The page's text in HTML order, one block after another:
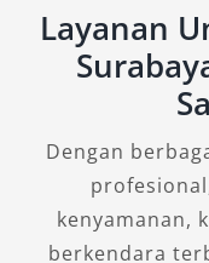
Bandingkan
murah untuk
Perhatikan
batas kilometer,
tidak ada biaya
4. Periksa
Layanan
Dengan
kenyamanan,
berkendara